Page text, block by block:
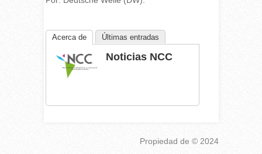
Acerca de Últimas entradas
Noticias NCC
Propiedad de © 2024